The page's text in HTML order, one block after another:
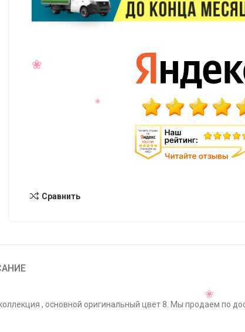
Сравнить
, основной оригинальный цвет 8. Мы продаем по